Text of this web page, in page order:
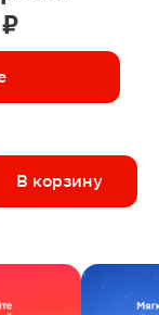
В корзину